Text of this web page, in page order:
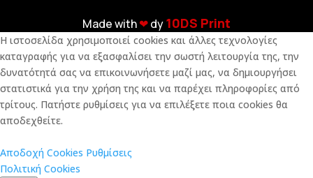
Made with❤︎dy10DS Print
Η ιστοσελίδα χρησιμοποιεί cookies και άλλες τεχνολογίες
καταγραφής για να εξασφαλίσει την σωστή λειτουργία της, την
δυνατότητά σας να επικοινωνήσετε μαζί μας, να δημιουργήσει
στατιστικά για την χρήση της και να παρέχει πληροφορίες από
τρίτους. Πατήστε ρυθμίσεις για να επιλέξετε ποια cookies θα
αποδεχθείτε.
Αποδοχή Cookies Ρυθμίσεις
Πολιτική Cookies